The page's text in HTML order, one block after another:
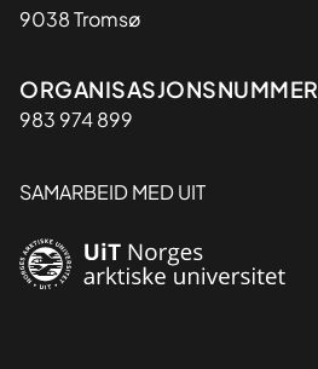
9038 Tromsø
Organisasjon
ORGANISASJONSNUMMER
983 974 899
SAMARBEID MED UIT